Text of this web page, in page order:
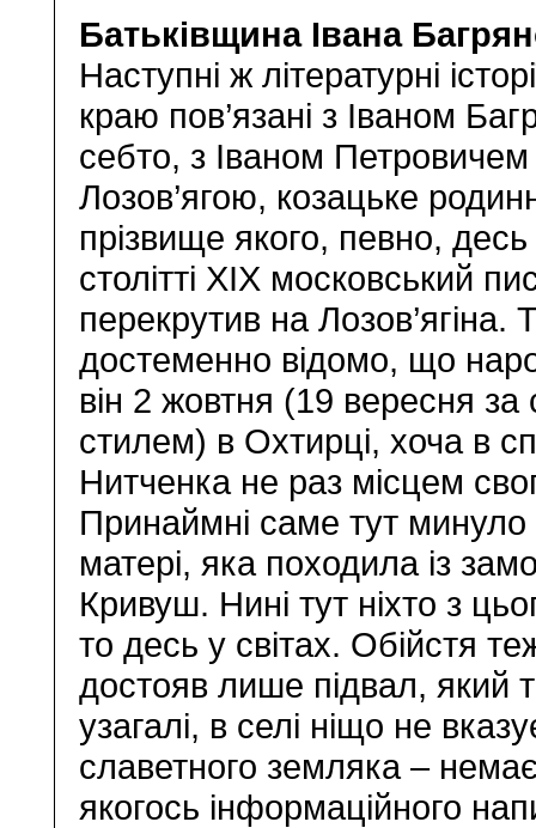
Батьківщина Івана
Наступні ж літературні
краю пов’язані з Іваном
себто, з Іваном Петровичем
Лозов’ягою, козацьке
прізвище якого, певно, десь
столітті XIX московський
перекрутив на Лозов’ягіна.
достеменно відомо, що
він 2 жовтня (19 вересня за
стилем) в Охтирці, хоча в
Нитченка не раз місцем
Принаймні саме тут минуло
матері, яка походила із
Кривуш. Нині тут ніхто з
то десь у світах. Обійстя
достояв лише підвал,
узагалі, в селі ніщо не
славетного земляка –
якогось інформаційного